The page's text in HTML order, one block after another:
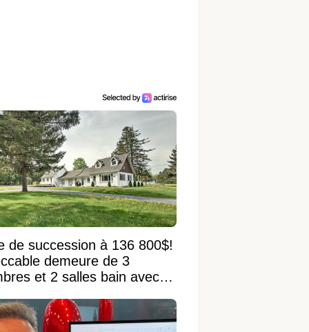
de succession à 136 800$!
demeure de 3
et 2 salles bain avec